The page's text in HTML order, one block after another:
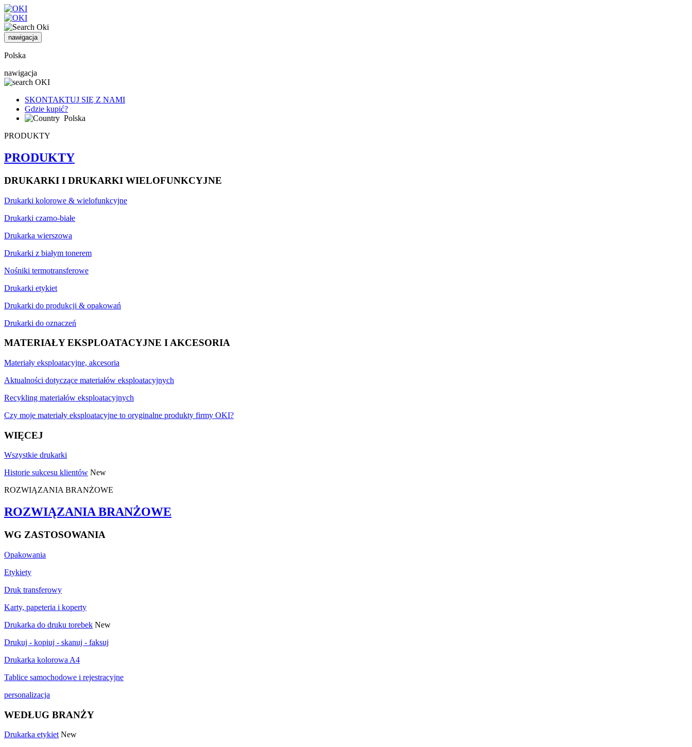
nawigacja
Polska
nawigacja
SKONTAKTUJ SIĘ Z NAMI
Gdzie kupić?
Polska
PRODUKTY
PRODUKTY
DRUKARKI I DRUKARKI WIELOFUNKCYJNE
Drukarki kolorowe & wielofunkcyjne
Drukarki czarno-białe
Drukarka wierszowa
Drukarki z białym tonerem
Nośniki termotransferowe
Drukarki etykiet
Drukarki do produkcji & opakowań
Drukarki do oznaczeń
MATERIAŁY EKSPLOATACYJNE I AKCESORIA
Materiały eksploatacyjne, akcesoria
Aktualności dotyczące materiałów eksploatacyjnych
Recykling materiałów eksploatacyjnych
Czy moje materiały eksploatacyjne to oryginalne produkty firmy OKI?
WIĘCEJ
Wszystkie drukarki
Historie sukcesu klientów New
ROZWIĄZANIA BRANŻOWE
ROZWIĄZANIA BRANŻOWE
WG ZASTOSOWANIA
Opakowania
Etykiety
Druk transferowy
Karty, papeteria i koperty
Drukarka do druku torebek New
Drukuj - kopiuj - skanuj - faksuj
Drukarka kolorowa A4
Tablice samochodowe i rejestracyjne
personalizacja
WEDŁUG BRANŻY
Drukarka etykiet New